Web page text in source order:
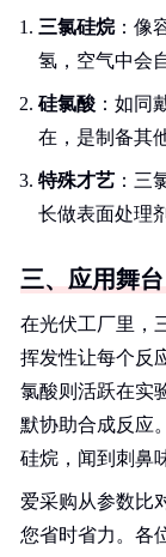
三氯硅烷：像
氢，空气中会
硅氯酸 ：如同
在，是制备其
特殊才艺 ：三
长做表面处理
三、应用舞
在光伏工厂里，
挥发性让每个反
氯酸则活跃在实
默协助合成反应
硅烷，闻到刺鼻
爱采购从参数比
您省时省力。各